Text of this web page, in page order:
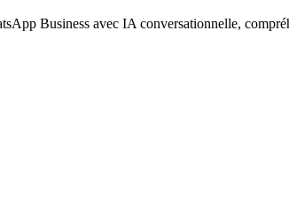
Business avec IA conversationnelle,